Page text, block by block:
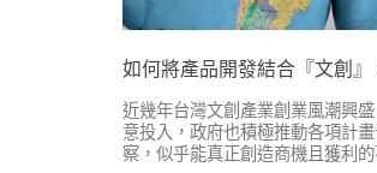
如何將產品開發結合『文創
近幾年台灣文創產業創業風潮興
意投入，政府也積極推動各項計
察，似乎能真正創造商機且獲利